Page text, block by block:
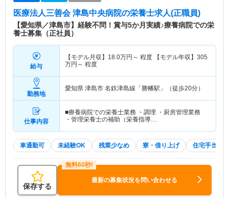
医療法人三善会 津島中央病院の栄養士求人(正職員)
【愛知県／津島市】経験不問！賞与5か月実績♪療養病院での栄
養士募集（正社員）
給与
【モデル月収】 18.0万円～ 程度 【モデル年収】 305
万円～ 程度
勤務地
愛知県 津島市 名鉄津島線「勝幡駅」（徒歩20分）
仕事内容
■療養病院での栄養士業務 ・調理 ・厨房管理業務
・管理栄養士の補助（栄養指導…
車通勤可 未経験OK 残業少なめ 寮・借り上げ 住宅手当・
保存する
最新の募集状況を問い合わせる